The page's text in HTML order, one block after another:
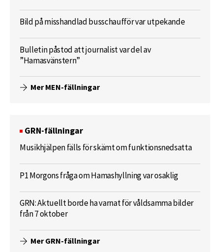
Bild på misshandlad busschaufför var utpekande
Bulletin påstod att journalist var del av
”Hamasvänstern”
Mer MEN-fällningar
GRN-fällningar
Musikhjälpen fälls för skämt om funktionsnedsatta
P1 Morgons fråga om Hamashyllning var osaklig
GRN: Aktuellt borde ha varnat för våldsamma bilder
från 7 oktober
Mer GRN-fällningar